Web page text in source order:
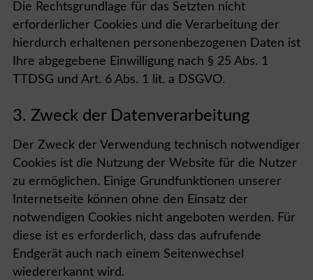
Die Rechtsgrundlage für das Setzten nicht
erforderlicher Cookies und die Verarbeitung der
hierdurch erhaltenen personenbezogenen Daten ist
Ihre abgegebene Einwilligung nach § 25 Abs. 1
TTDSG und Art. 6 Abs. 1 lit. a DSGVO.
3. Zweck der Datenverarbeitung
Der Zweck der Verwendung technisch notwendiger
Cookies ist die Nutzung der Website für die Nutzer
zu ermöglichen. Einige Grundfunktionen unserer
Internetseite können ohne den Einsatz der
notwendigen Cookies nicht angeboten werden. Für
diese ist es erforderlich, dass das aufrufende
Endgerät auch nach einem Seitenwechsel
wiedererkannt wird.